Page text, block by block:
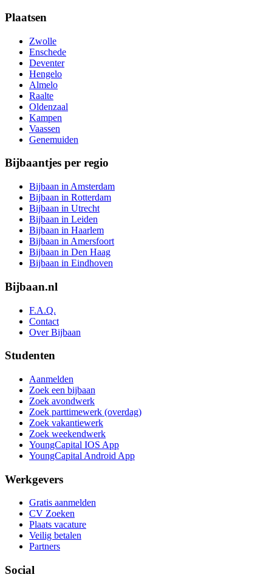
Plaatsen
Zwolle
Enschede
Deventer
Hengelo
Almelo
Raalte
Oldenzaal
Kampen
Vaassen
Genemuiden
Bijbaantjes per regio
Bijbaan in Amsterdam
Bijbaan in Rotterdam
Bijbaan in Utrecht
Bijbaan in Leiden
Bijbaan in Haarlem
Bijbaan in Amersfoort
Bijbaan in Den Haag
Bijbaan in Eindhoven
Bijbaan.nl
F.A.Q.
Contact
Over Bijbaan
Studenten
Aanmelden
Zoek een bijbaan
Zoek avondwerk
Zoek parttimewerk (overdag)
Zoek vakantiewerk
Zoek weekendwerk
YoungCapital IOS App
YoungCapital Android App
Werkgevers
Gratis aanmelden
CV Zoeken
Plaats vacature
Veilig betalen
Partners
Social